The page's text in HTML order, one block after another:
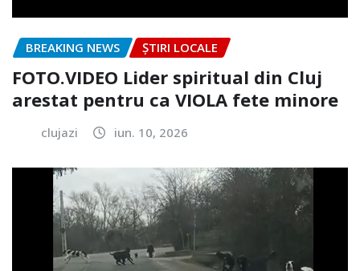
BREAKING NEWS ȘTIRI LOCALE
FOTO.VIDEO Lider spiritual din Cluj
arestat pentru ca VIOLA fete minore
clujazi iun. 10, 2026